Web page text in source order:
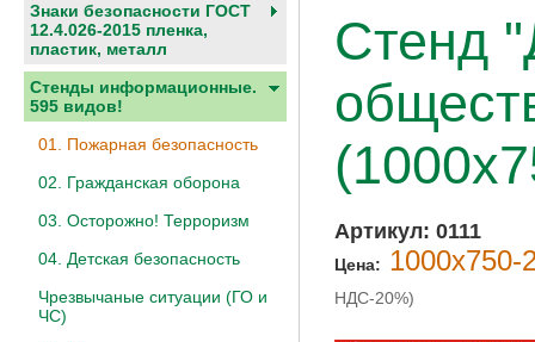
Знаки безопасности ГОСТ
12.4.026-2015 пленка,
пластик, металл
Стенды информационные.
595 видов!
01. Пожарная безопасность
02. Гражданская оборона
03. Осторожно! Терроризм
04. Детская безопасность
Чрезвычаные ситуации (ГО и
ЧС)
Стенд
Артикул: 0111
Цена: 1000х750-
НДС-20%)